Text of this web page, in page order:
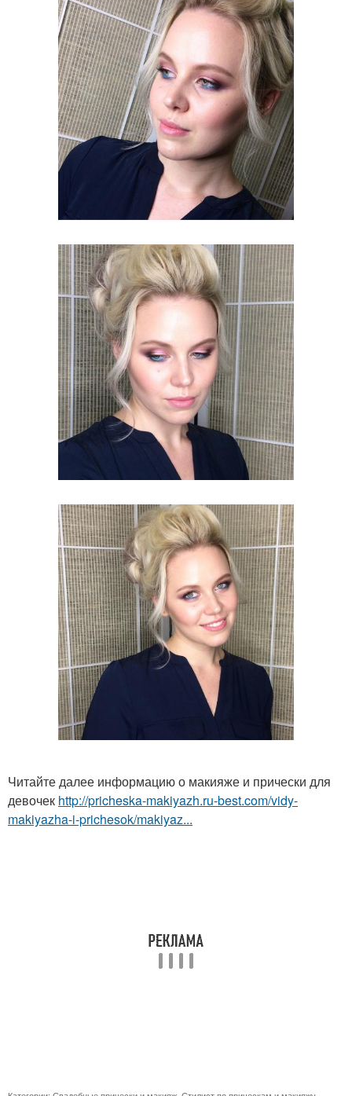
Читайте далее информацию о макияже и прически для
девочек http://pricheska-makiyazh.ru-best.com/vidy-
makiyazha-i-prichesok/makiyaz...